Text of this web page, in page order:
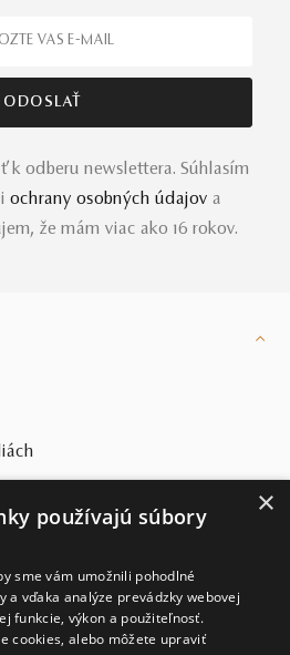
k odberu newslettera. Súhlasím
ochrany osobných údajov a
že mám viac ako 16 rokov.
×
používajú súbory
sme vám umožnili pohodlné
a vďaka analýze prevádzky webovej
funkcie, výkon a použiteľnosť.
cookies, alebo môžete upraviť